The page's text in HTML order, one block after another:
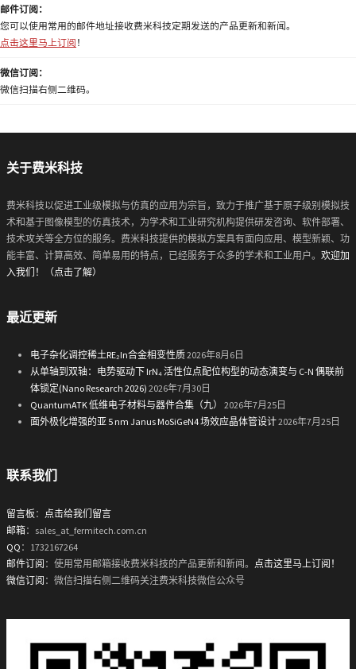
邮件订阅：
您可以使用常用的邮件地址接收费米科技定期发送的产品更新和新闻。
点击这里马上订阅 ！
微信订阅：
微信扫描右侧二维码。
关于费米科技
费米科技以促进工业级模拟与仿真的应用为宗旨，致力于推广基于原子级别模拟技
术和基于图像模型的仿真技术，为学术和工业研究机构提供研发咨询、软件部署、
技术攻关等全方位的服务。费米科技提供的模拟方案具有面向应用、模型新颖、功
能丰富、计算高效、简单易用的特点，已经服务于众多的学术和工业用户。 欢迎加
入我们！（点击了解）
最近更新
电子杂化调控稀土RE₂In合金相变性质2026年8月6日
从单轴到双轴：电势驱动下 IrN₄ 活性位点配位构型的动态演变与 C-N 偶联前
体锁定(Nano Research 2026) 2026年7月30日
QuantumATK 低维电子材料与器件合集（九）
2026年7月25日
面外极化增强的亚 5 nm Janus MoSiGeN4 场效应晶体管设计2026年7月25日
联系我们
留言板 ： 点击给我们留言
邮箱：sales_at_fermitech.com.cn
QQ ：1732167264
邮件订阅 ：使用常用邮箱接收费米科技的产品更新和新闻。 点击这里马上订阅！
微信订阅 ：微信扫描右侧二维码关注费米科技微信公众号